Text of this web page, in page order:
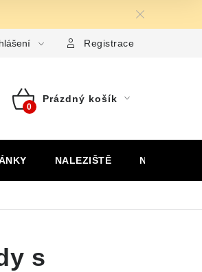
Formulář pro odstoupení
Registrace
Nákupní
Prázdný košík
NALEZIŠTĚ NÁŠ PŘÍBĚH
s